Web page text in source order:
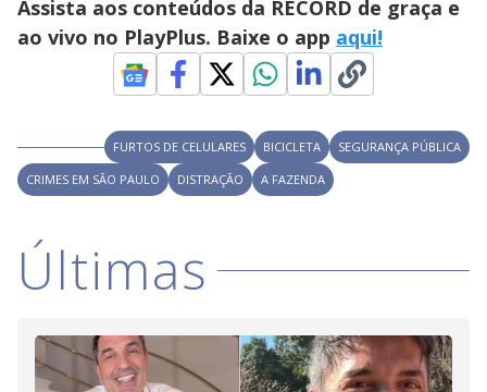
Assista aos conteúdos da RECORD de graça e
ao vivo no PlayPlus. Baixe o app aqui!
FURTOS DE CELULARES BICICLETA
SEGURANÇA PÚBLICA
CRIMES EM SÃO PAULO
DISTRAÇÃO A FAZENDA
Últimas